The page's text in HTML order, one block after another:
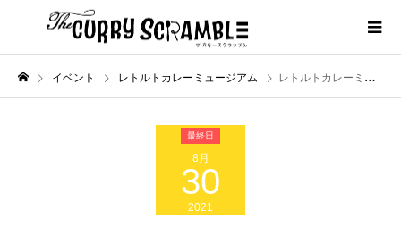
イベント レトルトカレーミュージアム レトルトカレーミュージアム｜JR八王子駅｜2021年8月
8月
30
2021